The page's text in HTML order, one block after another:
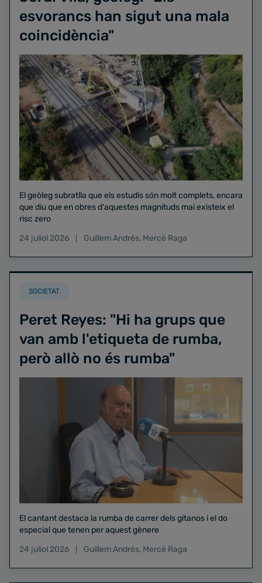
esvorancs han sigut una mala
coincidència"
El geòleg subratlla que els estudis són molt complets, encara
que diu que en obres d'aquestes magnituds mai existeix el
risc zero
24 juliol 2026
Guillem Andrés, Mercè Raga
SOCIETAT
Peret Reyes: "Hi ha grups que
van amb l'etiqueta de rumba,
però allò no és rumba"
El cantant destaca la rumba de carrer dels gitanos i el do
especial que tenen per aquest gènere
24 juliol 2026
Guillem Andrés, Mercè Raga